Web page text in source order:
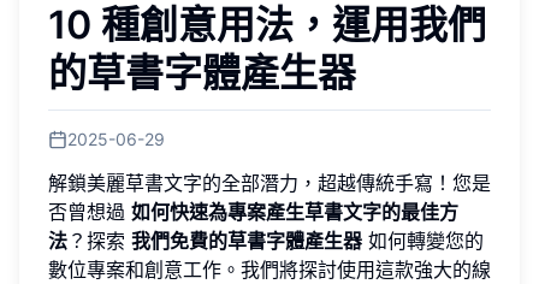
10 種創意用法，運用我們
的草書字體產生器
2025-06-29
解鎖美麗草書文字的全部潛力，超越傳統手寫！您是
否曾想過 如何快速為專案產生草書文字的最佳方
法 ？探索 我們免費的草書字體產生器 如何轉變您的
數位專案和創意工作。我們將探討使用這款強大的線